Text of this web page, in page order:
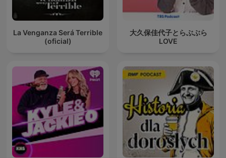
La Venganza Será Terrible
(oficial)
大久保佳代子とらぶぶら
LOVE